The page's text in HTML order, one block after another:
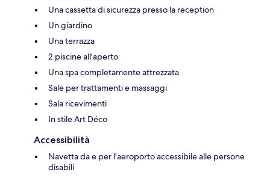
Una cassetta di sicurezza presso la reception
Un giardino
Una terrazza
2 piscine all'aperto
Una spa completamente attrezzata
Sale per trattamenti e massaggi
Sala ricevimenti
In stile Art Déco
Accessibilità
Navetta da e per l'aeroporto accessibile alle persone
disabili